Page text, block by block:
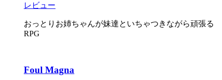
レビュー
おっとりお姉ちゃんが妹達といちゃつきながら頑張る
RPG
Foul Magna